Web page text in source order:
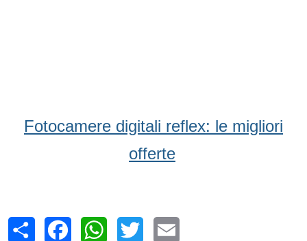
Fotocamere digitali reflex: le migliori
offerte